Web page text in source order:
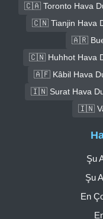
🇨🇦 Toronto Hava
🇨🇳 Tianjin Hava
🇦🇷
🇨🇳 Huhhot Hava
🇦🇫 Kâbil Hava
🇮🇳 Surat Hava
🇮🇳
Şu
Şu
En